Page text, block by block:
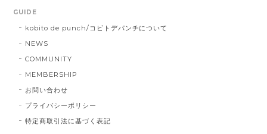
GUIDE
kobito de punch/コビトデパンチについて
NEWS
COMMUNITY
MEMBERSHIP
お問い合わせ
プライバシーポリシー
特定商取引法に基づく表記